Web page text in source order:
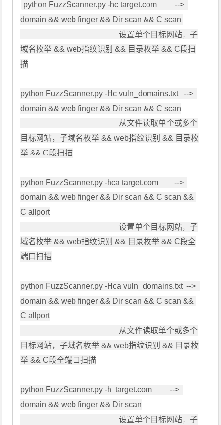
python FuzzScanner.py -hc target.com         -->
domain && web finger && Dir scan && C scan
                                                  设置单个目标网站，子
域名枚举 && web指纹识别 && 目录枚举 && C段扫
描
python FuzzScanner.py -Hc vuln_domains.txt   -->
domain && web finger && Dir scan && C scan
目标网站，子域名枚举 && web指纹识别 && 目录枚
举 && C段扫描
python FuzzScanner.py -hca target.com        -->
domain && web finger && Dir scan && C scan &&
C allport
                                                  设置单个目标网站，子
域名枚举 && web指纹识别 && 目录枚举 && C段全
端口扫描
python FuzzScanner.py -Hca vuln_domains.txt  -->
domain && web finger && Dir scan && C scan &&
C allport
目标网站，子域名枚举 && web指纹识别 && 目录枚
举 && C段全端口扫描
python FuzzScanner.py -h  target.com         -->
domain && web finger && Dir scan
                                                  设置单个目标网站，子